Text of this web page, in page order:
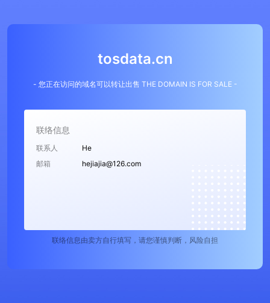
tosdata.cn
- 您正在访问的域名可以转让出售 THE DOMAIN IS FOR SALE -
联络信息
联系人
He
邮箱
hejiajia@126.com
联络信息由卖方自行填写，请您谨慎判断，风险自担